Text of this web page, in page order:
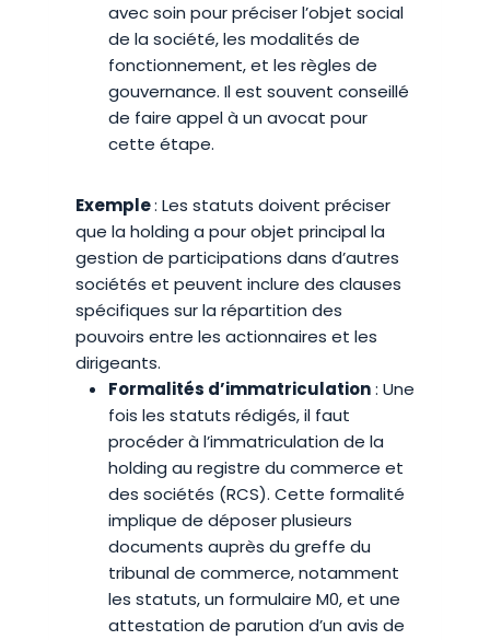
avec soin pour préciser l’objet social
de la société, les modalités de
fonctionnement, et les règles de
gouvernance. Il est souvent conseillé
de faire appel à un avocat pour
cette étape.
Exemple: Les statuts doivent préciser
que la holding a pour objet principal la
gestion de participations dans d’autres
sociétés et peuvent inclure des clauses
spécifiques sur la répartition des
pouvoirs entre les actionnaires et les
dirigeants.
Formalités d’immatriculation: Une
fois les statuts rédigés, il faut
procéder à l’immatriculation de la
holding au registre du commerce et
des sociétés (RCS). Cette formalité
implique de déposer plusieurs
documents auprès du greffe du
tribunal de commerce, notamment
les statuts, un formulaire M0, et une
attestation de parution d’un avis de